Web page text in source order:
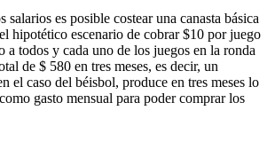
salarios es posible costear una canasta básica
hipotético escenario de cobrar $10 por juego
a todos y cada uno de los juegos en la ronda
de $ 580 en tres meses, es decir, un
el caso del béisbol, produce en tres meses lo
gasto mensual para poder comprar los